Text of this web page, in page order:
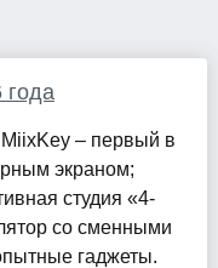
– первый в
экраном;
студия «4-
со сменными
гаджеты.